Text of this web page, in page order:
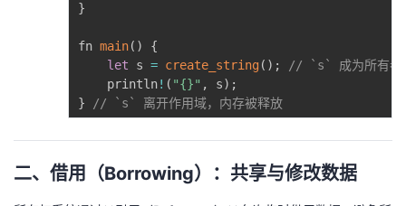
藏
}
fn main( )
{
let s = create_string( ) ;
// `s` 成为所有者
    println
! ( "{}" , s) ;
}
// `s` 离开作用域，内存被释放
二、借用（Borrowing）：共享与修改数据